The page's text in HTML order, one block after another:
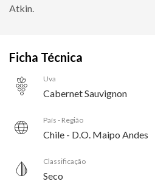
Atkin.
Ficha Técnica
Uva
Cabernet Sauvignon
País - Região
Chile - D.O. Maipo Andes
Classificação
Seco